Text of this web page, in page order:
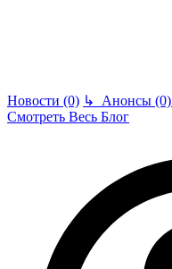
Новости (0) ↳ Анонсы (0)
Смотреть Весь Блог